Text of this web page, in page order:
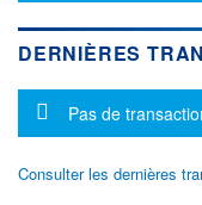
DERNIÈRES
Message
Pas de
Consulter les dernières